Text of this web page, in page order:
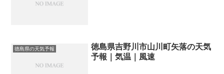
徳島県の天気予報
徳島県吉野川市山川町矢落の天気
予報｜気温｜風速